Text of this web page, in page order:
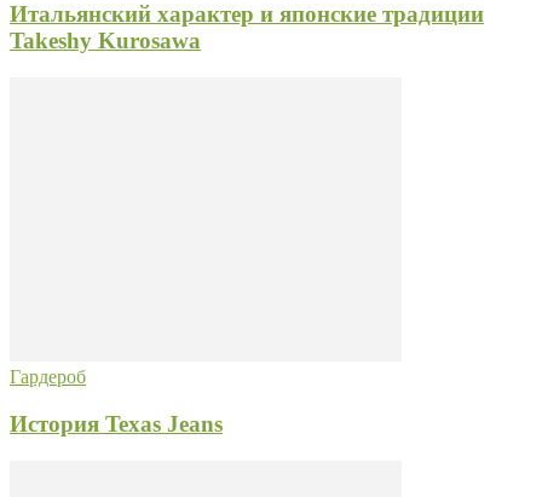
Итальянский характер и японские традиции
Takeshy Kurosawa
Гардероб
История Texas Jeans